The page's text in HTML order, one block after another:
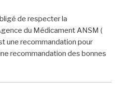
de respecter la
du Médicament ANSM (
une recommandation pour
recommandation des bonnes